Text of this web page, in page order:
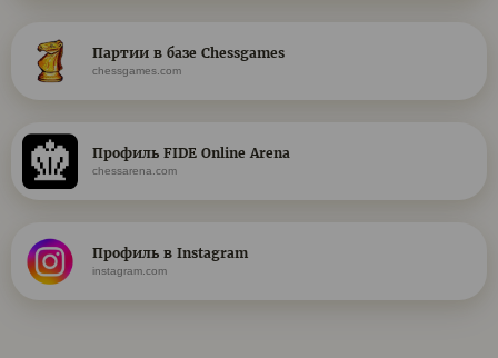
Партии в базе Chessgames
chessgames.com
Профиль FIDE Online Arena
chessarena.com
Профиль в Instagram
instagram.com